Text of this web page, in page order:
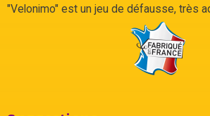
"Velonimo" est un jeu de défausse, très